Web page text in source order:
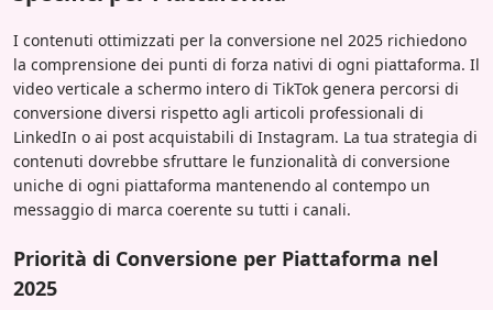
I contenuti ottimizzati per la conversione nel 2025 richiedono
la comprensione dei punti di forza nativi di ogni piattaforma. Il
video verticale a schermo intero di TikTok genera percorsi di
conversione diversi rispetto agli articoli professionali di
LinkedIn o ai post acquistabili di Instagram. La tua strategia di
contenuti dovrebbe sfruttare le funzionalità di conversione
uniche di ogni piattaforma mantenendo al contempo un
messaggio di marca coerente su tutti i canali.
Priorità di Conversione per Piattaforma nel
2025